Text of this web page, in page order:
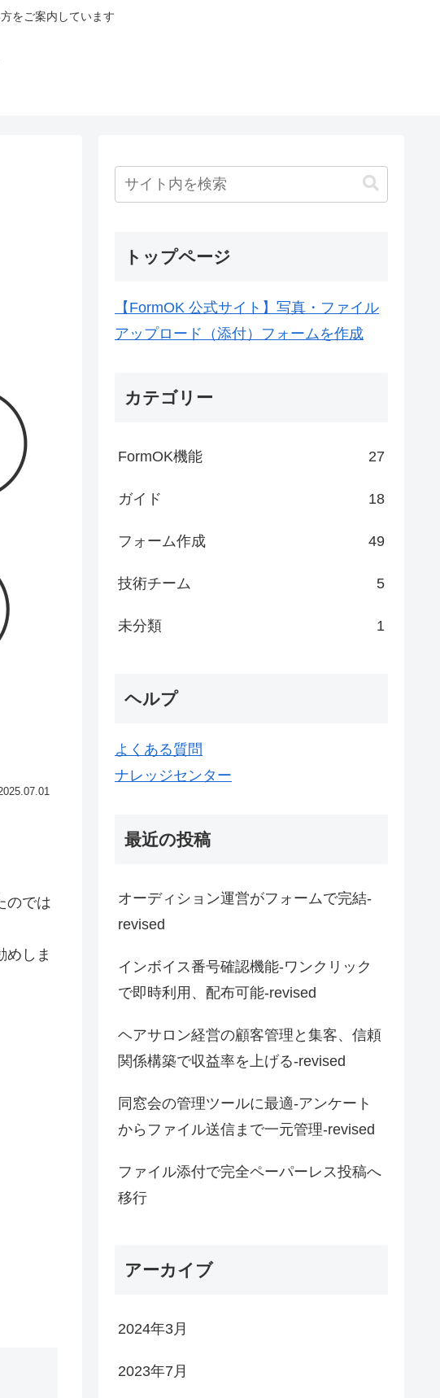
をご案内しています
のでは
めしま
トップページ
【FormOK 公式サイト】写真・ファイル
アップロード（添付）フォームを作成
カテゴリー
FormOK機能 27
ガイド 18
フォーム作成 49
技術チーム 5
未分類 1
ヘルプ
よくある質問
ナレッジセンター
最近の投稿
オーディション運営がフォームで完結-
revised
インボイス番号確認機能-ワンクリック
で即時利用、配布可能-revised
ヘアサロン経営の顧客管理と集客、信頼
関係構築で収益率を上げる-revised
同窓会の管理ツールに最適-アンケート
からファイル送信まで一元管理-revised
ファイル添付で完全ペーパーレス投稿へ
移行
アーカイブ
2024年3月
2023年7月